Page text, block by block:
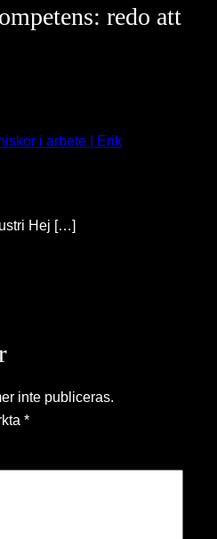
redo att
i arbete | Erik
Hej […]
inte publiceras.
*